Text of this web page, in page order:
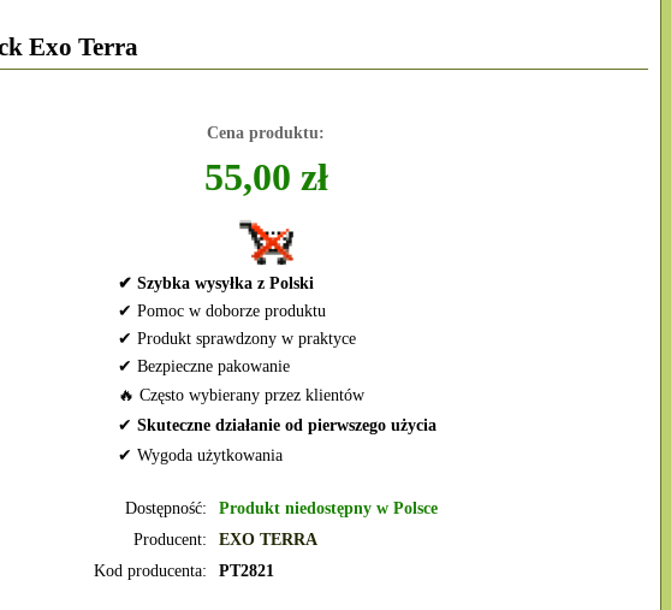
Exo Terra
Cena produktu:
55,00 zł
✔ Szybka wysyłka z Polski
✔ Pomoc w doborze produktu
✔ Produkt sprawdzony w praktyce
✔ Bezpieczne pakowanie
🔥 Często wybierany przez klientów
✔ Skuteczne działanie od pierwszego użycia
✔ Wygoda użytkowania
Dostępność:
Produkt niedostępny w Polsce
Producent:
EXO TERRA
Kod producenta:
PT2821